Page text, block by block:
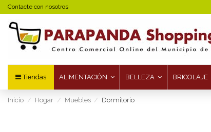
Contacte con nosotros
Tiendas ALIMENTACIÓN BELLEZA BRICOLAJE
Inicio Hogar Muebles Dormitorio